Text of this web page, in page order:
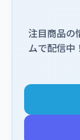
注目商品の
ムで配信中